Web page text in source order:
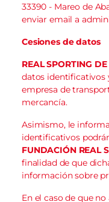
33390 - Mareo de
enviar email a
Cesiones de datos
REAL SPORTING
datos identificativos
empresa de
mercancía.
Asimismo, le
identificativos
FUNDACIÓN REAL
finalidad de que
información sobre
En el caso de que